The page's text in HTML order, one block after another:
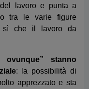
scelta di un lavoro,
e a eventuali bonus.
una
o che cambierebbero
già lo consentono. Il
desiderio di